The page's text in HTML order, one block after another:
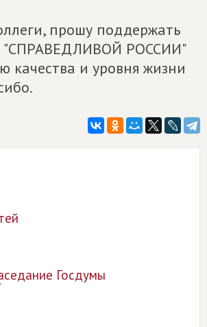
прошу поддержать
"СПРАВЕДЛИВОЙ РОССИИ"
качества и уровня жизни
Госдумы